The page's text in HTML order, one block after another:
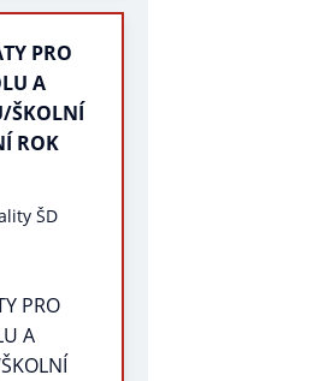
PRO
A
ŠKOLNÍ
ROK
ŠD
PRO
A